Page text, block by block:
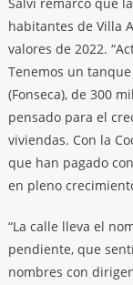
habitantes de Villa
valores de 2022.
Tenemos un
(Fonseca), de 300
pensado para el
viviendas. Con la
que han pagado
en pleno
“La calle lleva el
pendiente, que
nombres con